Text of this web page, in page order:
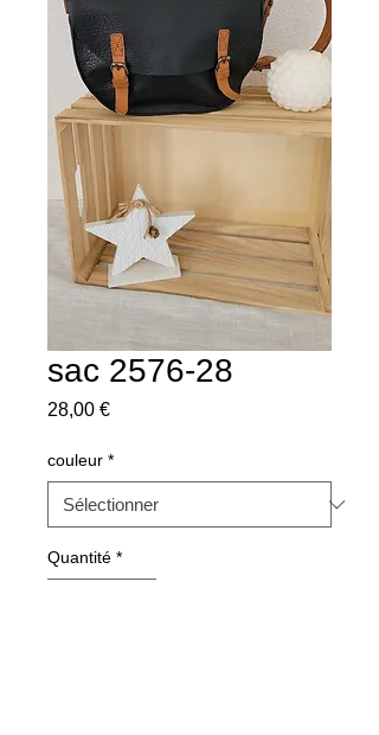
sac 2576-28
28,00 €Prix
couleur *
Quantité *